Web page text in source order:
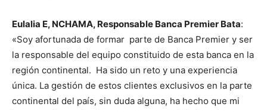
Eulalia E, NCHAMA, Responsable Banca Premier Bata:
«Soy afortunada de formar parte de Banca Premier y ser
la responsable del equipo constituido de esta banca en la
región continental. Ha sido un reto y una experiencia
única. La gestión de estos clientes exclusivos en la parte
continental del país, sin duda alguna, ha hecho que mi